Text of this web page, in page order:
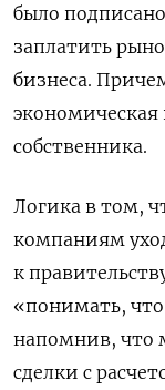
было
заплатить
бизнеса.
экономическая
собственника.
Логика в том,
компаниям
к
«понимать, что
напомнив, что
сделки с